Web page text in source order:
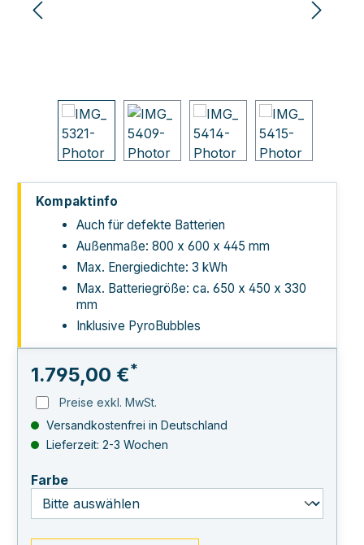
Kompaktinfo
Auch für defekte Batterien
Außenmaße: 800 x 600 x 445 mm
Max. Energiedichte: 3 kWh
Max. Batteriegröße: ca. 650 x 450 x 330
mm
Inklusive PyroBubbles
1.795,00 €*
Preise exkl. MwSt.
Versandkostenfrei in Deutschland
Lieferzeit: 2-3 Wochen
Farbeauswählen